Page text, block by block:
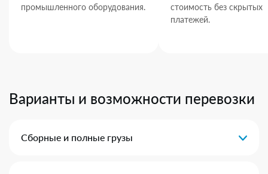
промышленного оборудования.
стоимость без скрытых
платежей.
Варианты и возможности перевозки
Сборные и полные грузы